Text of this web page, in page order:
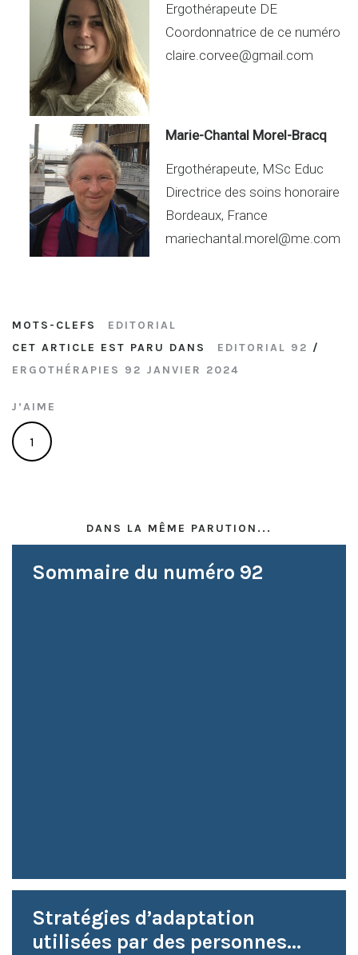
Ergothérapeute DE
Coordonnatrice de ce numéro
claire.corvee@gmail.com
Marie-Chantal Morel-Bracq
Ergothérapeute, MSc Educ
Directrice des soins honoraire
Bordeaux, France
mariechantal.morel@me.com
MOTS-CLEFS
EDITORIAL
CET ARTICLE EST PARU DANS
EDITORIAL 92 /
ERGOTHÉRAPIES 92 JANVIER 2024
J’AIME
1
DANS LA MÊME PARUTION...
Sommaire du numéro 92
Stratégies d’adaptation
utilisées par des personnes...